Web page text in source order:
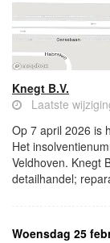
Knegt B.V.
Laatste
Op 7 april 2026 is
Het
Veldhoven. Knegt
detailhandel;
Woensdag 25